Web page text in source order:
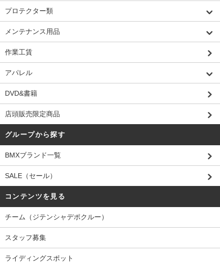
プロテクター類
メンテナンス用品
作業工賃
アパレル
DVD&書籍
店頭販売限定商品
グループから探す
BMXブランド一覧
SALE（セール）
コンテンツを見る
チーム（ジテンシャデポクルー）
スタッフ募集
ライディングスポット